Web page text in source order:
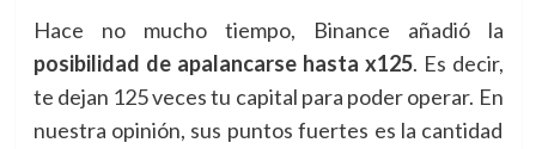
Hace no mucho tiempo, Binance añadió la
posibilidad de apalancarse hasta x125. Es decir,
te dejan 125 veces tu capital para poder operar. En
nuestra opinión, sus puntos fuertes es la cantidad